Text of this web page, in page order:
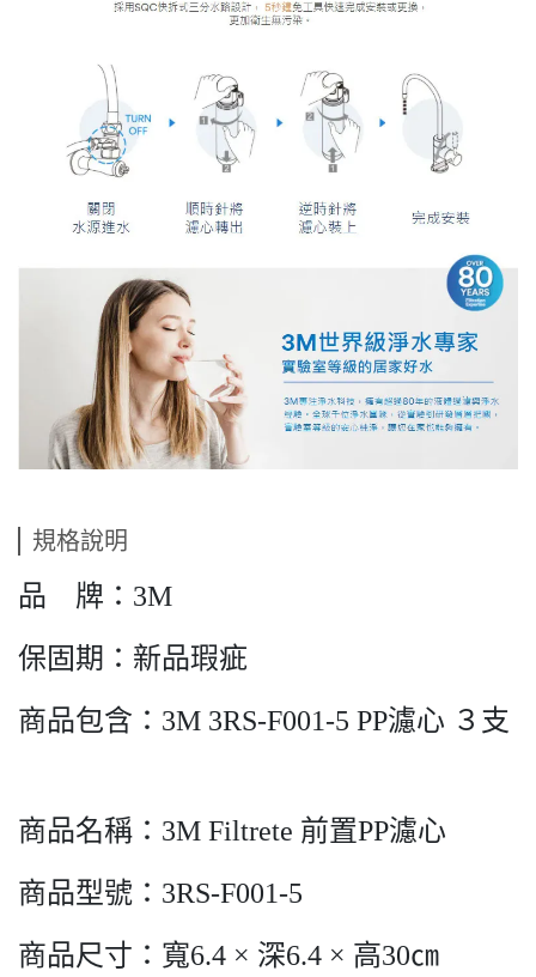
規格說明
品 牌：3M
保固期：新品瑕疵
商品包含：3M 3RS-F001-5 PP濾心 ３支
商品名稱：3M Filtrete 前置PP濾心
商品型號：3RS-F001-5
商品尺寸：寬6.4 × 深6.4 × 高30㎝